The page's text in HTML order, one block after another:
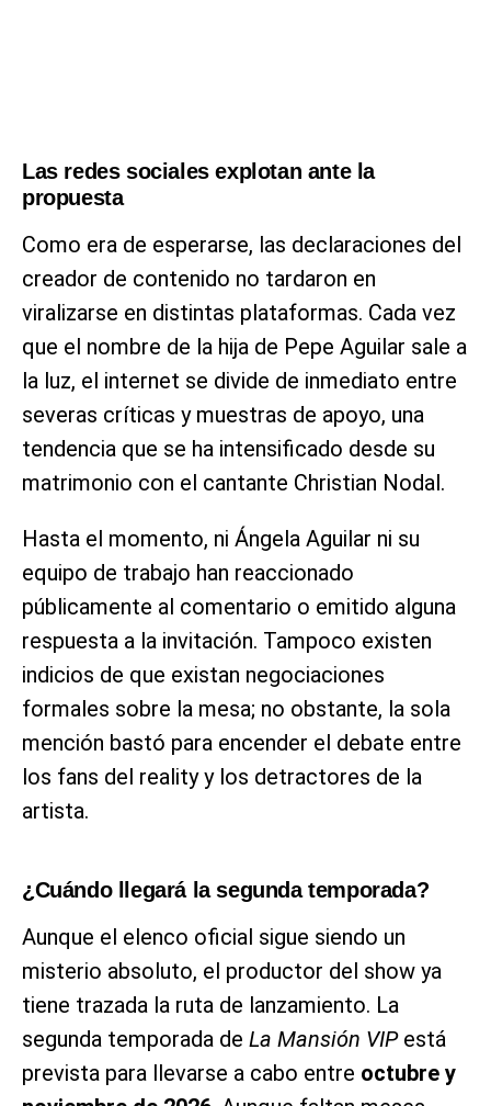
Las redes sociales explotan ante la
propuesta
Como era de esperarse, las declaraciones del
creador de contenido no tardaron en
viralizarse en distintas plataformas. Cada vez
que el nombre de la hija de Pepe Aguilar sale a
la luz, el internet se divide de inmediato entre
severas críticas y muestras de apoyo, una
tendencia que se ha intensificado desde su
matrimonio con el cantante Christian Nodal.
Hasta el momento, ni Ángela Aguilar ni su
equipo de trabajo han reaccionado
públicamente al comentario o emitido alguna
respuesta a la invitación. Tampoco existen
indicios de que existan negociaciones
formales sobre la mesa; no obstante, la sola
mención bastó para encender el debate entre
los fans del reality y los detractores de la
artista.
¿Cuándo llegará la segunda temporada?
Aunque el elenco oficial sigue siendo un
misterio absoluto, el productor del show ya
tiene trazada la ruta de lanzamiento. La
segunda temporada de La Mansión VIPestá
prevista para llevarse a cabo entre octubre y